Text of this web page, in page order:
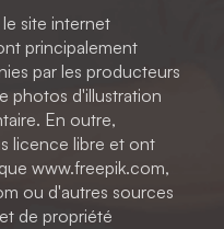
site internet
principalement
par les producteurs
photos d'illustration
En outre,
licence libre et ont
www.freepik.com,
ou d'autres sources
de propriété